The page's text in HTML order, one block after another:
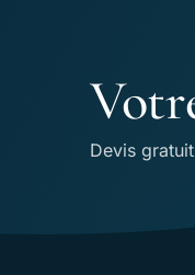
Devis